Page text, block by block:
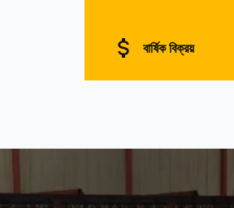
বার্ষিক বিক্রয়